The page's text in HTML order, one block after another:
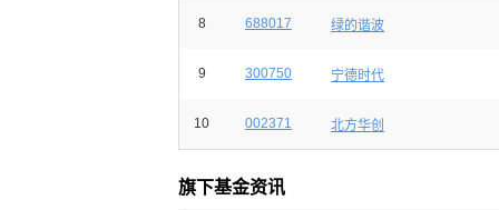
8 688017 绿的谐波
9 300750 宁德时代
10 002371 北方华创
旗下基金资讯